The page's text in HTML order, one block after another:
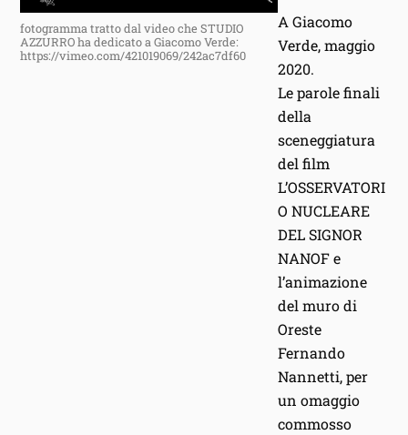
fotogramma tratto dal video che STUDIO
AZZURRO ha dedicato a Giacomo Verde:
https://vimeo.com/421019069/242ac7df60
A Giacomo
Verde, maggio
2020.
Le parole finali
della
sceneggiatura
del film
L’OSSERVATORI
O NUCLEARE
DEL SIGNOR
NANOF e
l’animazione
del muro di
Oreste
Fernando
Nannetti, per
un omaggio
commosso